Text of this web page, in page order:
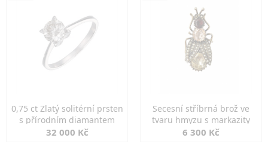
0,75 ct Zlatý solitérní prsten
s přírodním diamantem
32 000 Kč
Secesní stříbrná brož ve
tvaru hmyzu s markazity
6 300 Kč